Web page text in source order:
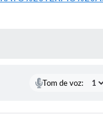
Tom de voz: